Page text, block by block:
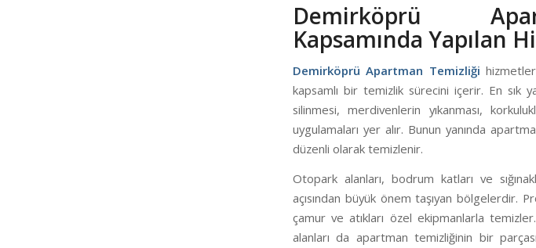
Demirköprü
Kapsamında Yapılan
Demirköprü Apartman Temizliği
kapsamlı bir temizlik sürecini içerir. En sık
silinmesi, merdivenlerin yıkanması,
uygulamaları yer alır. Bunun yanında
düzenli olarak temizlenir.
Otopark alanları, bodrum katları ve
açısından büyük önem taşıyan bölgelerdir.
çamur ve atıkları özel ekipmanlarla
alanları da apartman temizliğinin bir